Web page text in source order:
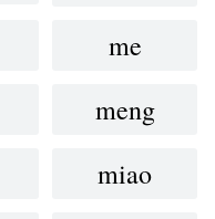
me
meng
miao